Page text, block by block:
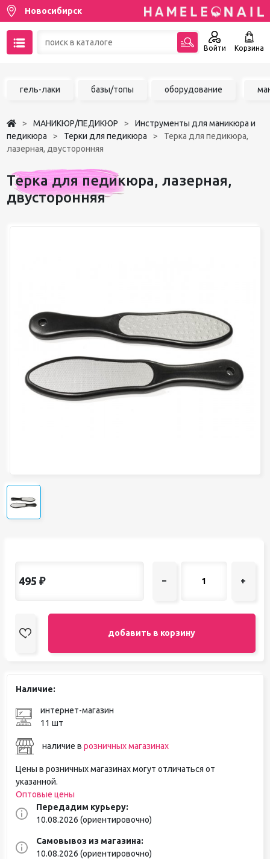
Новосибирск
Войти Корзина
Чат в MAX
Избранное
гель-лаки базы/топы оборудование
МАНИКЮР/ПЕДИКЮР
Инструменты для маникюра и
педикюра
Терки для педикюра
Терка для педикюра,
лазерная, двусторонняя
Терка для педикюра, лазерная,
двусторонняя
495 ₽ – +
добавить в корзину
Наличие:
интернет-магазин
11 шт
наличие в розничных магазинах
Цены в розничных магазинах могут отличаться от
указанной.
Оптовые цены
Передадим курьеру:
10.08.2026 (ориентировочно)
Самовывоз из магазина:
10.08.2026 (ориентировочно)